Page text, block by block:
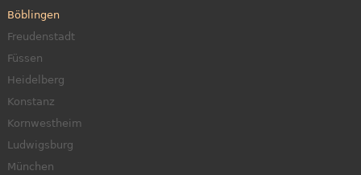
Böblingen
Freudenstadt
Füssen
Heidelberg
Konstanz
Kornwestheim
Ludwigsburg
München